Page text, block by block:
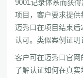
9001记录体系而获
项目，客户要求提供
迈秀口在项目结束
认可。类似案例证明
客户可在迈秀口官网
了解认证如何在真